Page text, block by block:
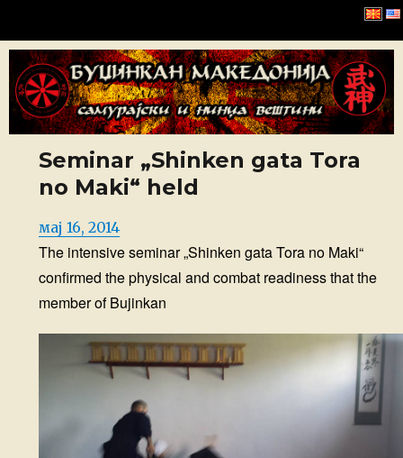
Буџинкан Македонија
Seminar „Shinken gata Tora
no Maki“ held
Posted
on
мај 16, 2014
The intensive seminar „Shinken gata Tora no Maki“
confirmed the physical and combat readiness that the
member of Bujinkan